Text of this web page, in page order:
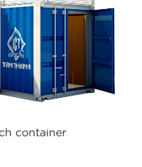
container